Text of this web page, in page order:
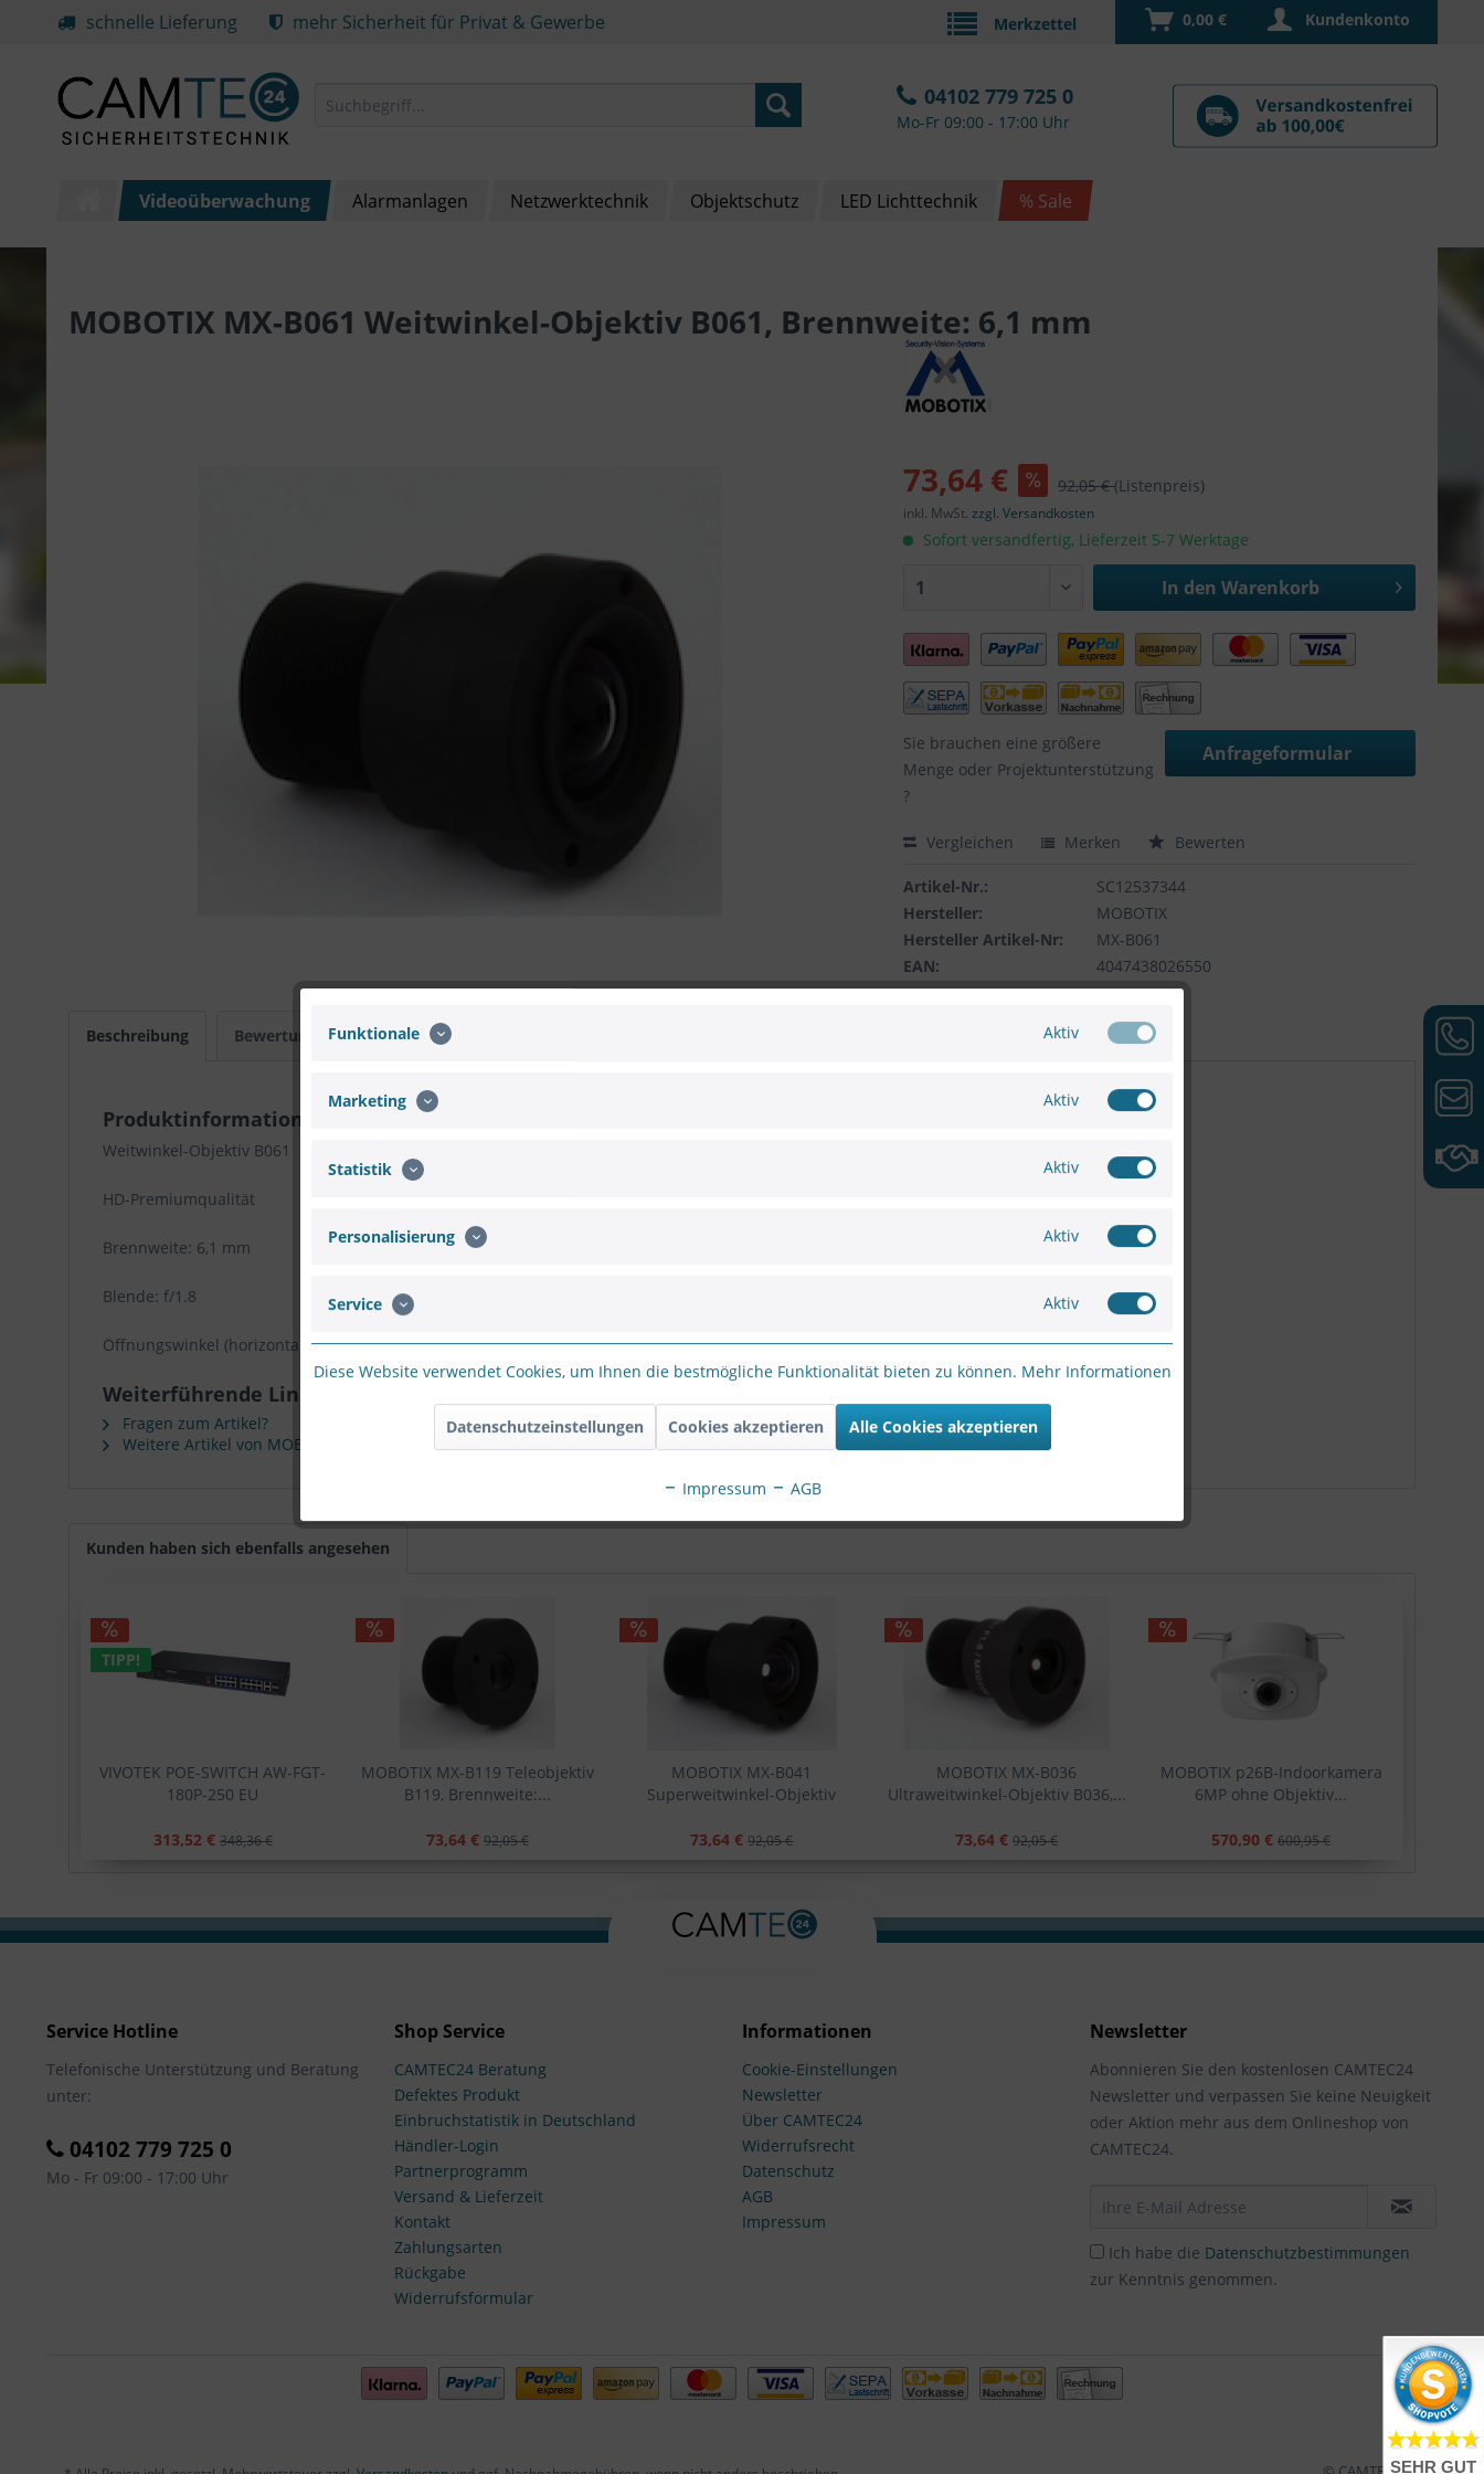
schnelle Lieferung mehr Sicherheit für Privat & Gewerbe Kundenkonto
0,00 €
04102 779 725 0
Mo-Fr 09:00 - 17:00 Uhr
Videoüberwachung Alarmanlagen Netzwerktechnik Objektschutz LED Lichttechnik % Sale
MOBOTIX MX-B061 Weitwinkel-Objektiv B061, Brennweite: 6,1 mm
73,64 € 92,05 €(Listenpreis)
inkl. MwSt.zzgl. Versandkosten
Sofort versandfertig, Lieferzeit 5-7 Werktage
In den Warenkorb
Sie brauchen eine größere
Menge oder Projektunterstützung
?
Anfrageformular
Vergleichen Merken Bewerten
Artikel-Nr.:
SC12537344
Hersteller:
MOBOTIX
Hersteller Artikel-Nr:
MX-B061
EAN:
4047438026550
Beschreibung Bewertungen 0
Produktinformationen "MOBOTIX MX-B061 Weitwinkel-Objektiv B061, Brennweite: 6,1 mm"
Weitwinkel-Objektiv B061
HD-Premiumqualität
Brennweite: 6,1 mm
Blende: f/1.8
Öffnungswinkel (horizontal x vertikal, an Kamera mit 6MP Sensor): 60° x 45° (bis 5MP Auflösung) und 70,5° x 46° (Auflösung 6MP)
Weiterführende Links zu "MOBOTIX MX-B061 Weitwinkel-Objektiv B061, Brennweite: 6,1 mm"
Fragen zum Artikel?
Weitere Artikel von MOBOTIX
Kunden haben sich ebenfalls angesehen
TIPP!
VIVOTEK POE-SWITCH AW-FGT-
180P-250 EU
313,52 € 348,36 €
MOBOTIX MX-B119 Teleobjektiv
B119, Brennweite:...
73,64 € 92,05 €
MOBOTIX MX-B041
Superweitwinkel-Objektiv
73,64 € 92,05 €
MOBOTIX MX-B036
Ultraweitwinkel-Objektiv B036,...
73,64 € 92,05 €
MOBOTIX p26B-Indoorkamera
6MP ohne Objektiv...
570,90 € 600,95 €
Service Hotline
Telefonische Unterstützung und Beratung
unter:
04102 779 725 0
Mo - Fr 09:00 - 17:00 Uhr
Shop Service
CAMTEC24 Beratung
Defektes Produkt
Einbruchstatistik in Deutschland
Händler-Login
Partnerprogramm
Versand & Lieferzeit
Kontakt
Zahlungsarten
Rückgabe
Widerrufsformular
Informationen
Cookie-Einstellungen
Newsletter
Über CAMTEC24
Widerrufsrecht
Datenschutz
AGB
Impressum
Newsletter
Abonnieren Sie den kostenlosen CAMTEC24
Newsletter und verpassen Sie keine Neuigkeit
oder Aktion mehr aus dem Onlineshop von
CAMTEC24.
Ich habe die Datenschutzbestimmungen
zur Kenntnis genommen.
Funktionale Aktiv
Marketing Aktiv
Statistik Aktiv
Personalisierung Aktiv
Service Aktiv
Diese Website verwendet Cookies, um Ihnen die bestmögliche Funktionalität bieten zu können. Mehr Informationen
Datenschutzeinstellungen Cookies akzeptieren Alle Cookies akzeptieren
Impressum AGB
SEHR GUT